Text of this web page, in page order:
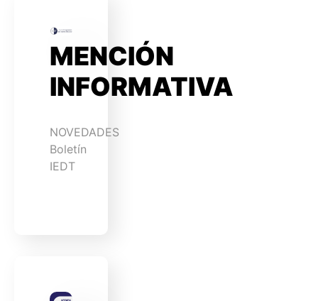
MENCIÓN
INFORMATIVA
NOVEDADES
Boletín
IEDT